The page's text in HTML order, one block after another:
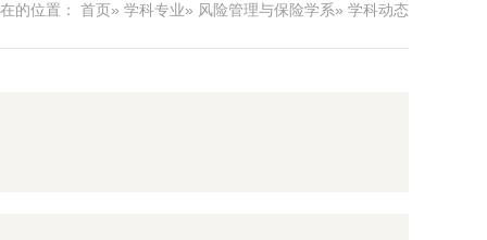
的位置： 首页» 学科专业» 风险管理与保险学系» 学科动态